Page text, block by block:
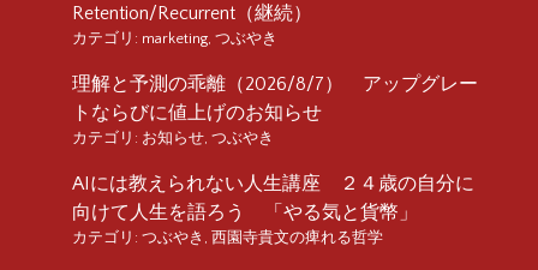
Retention/Recurrent（継続）
カテゴリ: marketing, つぶやき
理解と予測の乖離（2026/8/7） アップグレー
トならびに値上げのお知らせ
カテゴリ: お知らせ, つぶやき
AIには教えられない人生講座 ２４歳の自分に
向けて人生を語ろう 「やる気と貨幣」
カテゴリ: つぶやき , 西園寺貴文の痺れる哲学